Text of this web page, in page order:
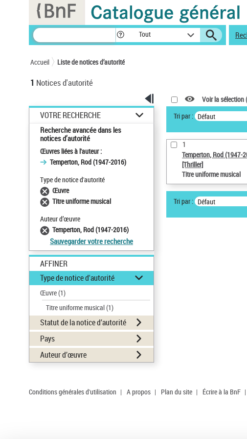
Tout
Accueil Liste de notices d’autorité
1 Notices d'autorité
VOTRE RECHERCHE
Recherche avancée dans les
notices d’autorité
Œuvres liées à l'auteur :
Temperton, Rod (1947-2016)
Type de notice d'autorité
Œuvre
Titre uniforme musical
Auteur d’œuvre
Temperton, Rod (1947-2016)
Sauvegarder votre recherche
AFFINER
Type de notice d'autorité
Œuvre(1)
Titre uniforme musical(1)
Statut de la notice d’autorité
Pays
Auteur d’œuvre
Voir la sélection
Tri par : Défaut
1
Temperton, Rod (1947-
[Thriller]
Titre uniforme musical
Tri par : Défaut
Conditions générales d'utilisation | A propos | Plan du site | Écrire à la BnF |
Panneau de gestion des cookies